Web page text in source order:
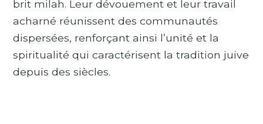
brit milah. Leur dévouement et leur travail
acharné réunissent des communautés
dispersées, renforçant ainsi l’unité et la
spiritualité qui caractérisent la tradition juive
depuis des siècles.